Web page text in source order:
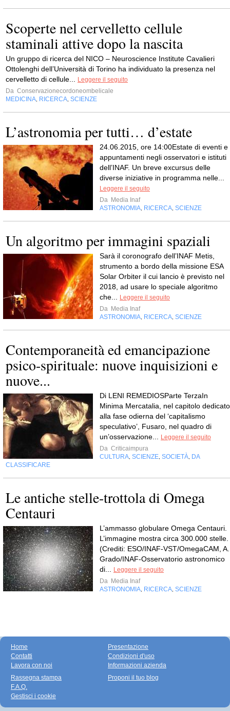
Scoperte nel cervelletto cellule
staminali attive dopo la nascita
Un gruppo di ricerca del NICO – Neuroscience Institute Cavalieri
Ottolenghi dell’Università di Torino ha individuato la presenza nel
cervelletto di cellule... Leggere il seguito
Da Conservazionecordoneombelicale
MEDICINA, RICERCA, SCIENZE
L’astronomia per tutti… d’estate
24.06.2015, ore 14:00Estate di eventi e
appuntamenti negli osservatori e istituti
dell’INAF. Un breve excursus delle
diverse iniziative in programma nelle...
Leggere il seguito
Da Media Inaf
ASTRONOMIA, RICERCA, SCIENZE
Un algoritmo per immagini spaziali
Sarà il coronografo dell’INAF Metis,
strumento a bordo della missione ESA
Solar Orbiter il cui lancio è previsto nel
2018, ad usare lo speciale algoritmo
che... Leggere il seguito
Da Media Inaf
ASTRONOMIA, RICERCA, SCIENZE
Contemporaneità ed emancipazione
psico-spirituale: nuove inquisizioni e
nuove...
Di LENI REMEDIOSParte TerzaIn
Minima Mercatalia, nel capitolo dedicato
alla fase odierna del ‘capitalismo
speculativo’, Fusaro, nel quadro di
un’osservazione... Leggere il seguito
Da Criticaimpura
CULTURA, SCIENZE, SOCIETÀ, DA
CLASSIFICARE
Le antiche stelle-trottola di Omega
Centauri
L’ammasso globulare Omega Centauri.
L’immagine mostra circa 300.000 stelle.
(Crediti: ESO/INAF-VST/OmegaCAM, A.
Grado/INAF-Osservatorio astronomico
di... Leggere il seguito
Da Media Inaf
ASTRONOMIA, RICERCA, SCIENZE
Home
Contatti
Lavora con noi
Presentazione
Condizioni d'uso
Informazioni azienda
Rassegna stampa
F.A.Q.
Gestisci i cookie
Proponi il tuo blog